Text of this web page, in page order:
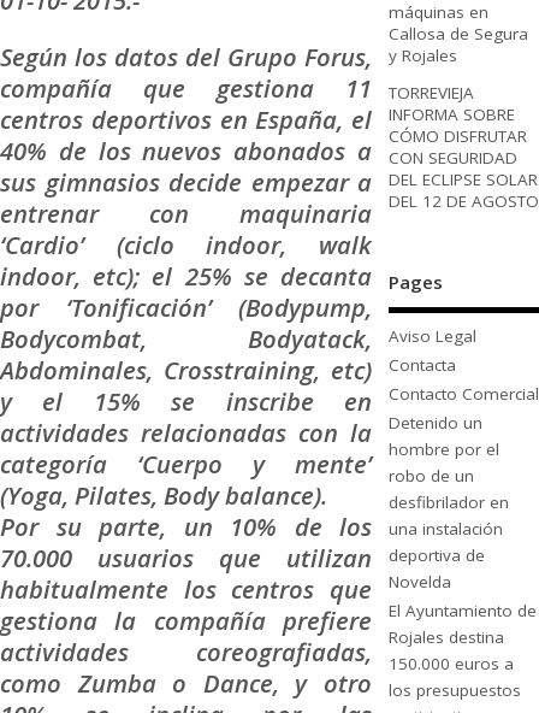
Según los datos del Grupo Forus,
compañía que gestiona 11
centros deportivos en España, el
40% de los nuevos abonados a
sus gimnasios decide empezar a
entrenar con maquinaria
‘Cardio’ (ciclo indoor, walk
indoor, etc); el 25% se decanta
por ‘Tonificación’ (Bodypump,
Bodycombat, Bodyatack,
Abdominales, Crosstraining, etc)
y el 15% se inscribe en
actividades relacionadas con la
categoría ‘Cuerpo y mente’
(Yoga, Pilates, Body balance).
Por su parte, un 10% de los
70.000 usuarios que utilizan
habitualmente los centros que
gestiona la compañía prefiere
actividades coreografiadas,
como Zumba o Dance, y otro
máquinas en
Callosa de Segura
y Rojales
TORREVIEJA
INFORMA SOBRE
CÓMO DISFRUTAR
CON SEGURIDAD
DEL ECLIPSE SOLAR
DEL 12 DE AGOSTO
Pages
Aviso Legal
Contacta
Contacto Comercial
Detenido un
hombre por el
robo de un
desfibrilador en
una instalación
deportiva de
Novelda
El Ayuntamiento de
Rojales destina
150.000 euros a
los presupuestos